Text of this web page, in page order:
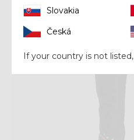
Slovakia
Česká
If your country is not listed,